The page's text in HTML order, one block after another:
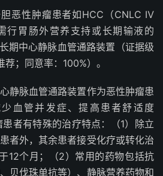
恶性肿瘤患者如HCC （CNLC Ⅳ
行胃肠外营养支持或长期输液的
期中心静脉血管通路装置（证据级
；同意率： 100%）。
静脉血管通路装置作为恶性肿瘤患
血管并发症、提高患者舒适度
者有特殊的治疗特点：（1）除立
者外，其余患者接受化疗或转化治
12个月；（2）常用的药物包括抗
贝伐珠单抗等）、静脉营养药物和